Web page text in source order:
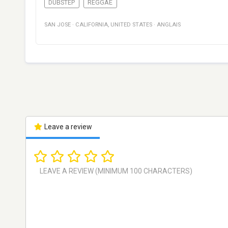
DUBSTEP REGGAE
SAN JOSE · CALIFORNIA, UNITED STATES · ANGLAIS
Leave a review